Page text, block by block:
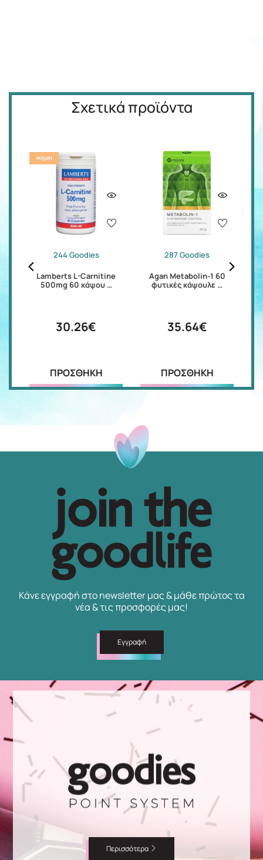
Σχετικά προϊόντα
244 Goodies
Lamberts L-Carnitine
500mg 60 κάψου …
30.26€
ΠΡΟΣΘΗΚΗ
287 Goodies
Agan Metabolin-1 60
φυτικές κάψουλε …
35.64€
ΠΡΟΣΘΗΚΗ
Κάνε εγγραφή στο newsletter μας & μάθε πρώτος τα
νέα & τις προσφορές μας!
Εγγραφή
Περισσότερα